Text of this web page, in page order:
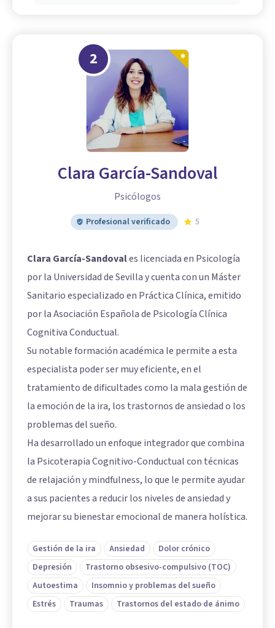
2
Clara García-Sandoval
Psicólogos
Profesional verificado 5
Clara García-Sandovales licenciada en Psicología
por la Universidad de Sevilla y cuenta con un Máster
Sanitario especializado en Práctica Clínica, emitido
por la Asociación Española de Psicología Clínica
Cognitiva Conductual.
Su notable formación académica le permite a esta
especialista poder ser muy eficiente, en el
tratamiento de dificultades como la mala gestión de
la emoción de la ira, los trastornos de ansiedad o los
problemas del sueño.
Ha desarrollado un enfoque integrador que combina
la Psicoterapia Cognitivo-Conductual con técnicas
de relajación y mindfulness, lo que le permite ayudar
a sus pacientes a reducir los niveles de ansiedad y
mejorar su bienestar emocional de manera holística.
Gestión de la ira Ansiedad
Dolor crónico
Depresión
Trastorno obsesivo-compulsivo (TOC)
Autoestima
Insomnio y problemas del sueño
Estrés
Traumas Trastornos del estado de ánimo